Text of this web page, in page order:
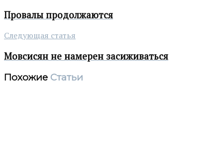
Провалы продолжаются
Следующая статья
Мовсисян не намерен засиживаться
Похожие Статьи